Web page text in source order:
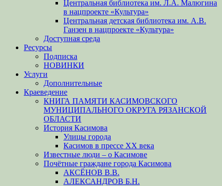
Центральная библиотека им. Л.А. Малюгина
в нацпроекте «Культура»
Центральная детская библиотека им. А.В.
Ганзен в нацпроекте «Культура»
Доступная среда
Ресурсы
Подписка
НОВИНКИ
Услуги
Дополнительные
Краеведение
КНИГА ПАМЯТИ КАСИМОВСКОГО
МУНИЦИПАЛЬНОГО ОКРУГА РЯЗАНСКОЙ
ОБЛАСТИ
История Касимова
Улицы города
Касимов в прессе XX века
Известные люди – о Касимове
Почётные граждане города Касимова
АКСЁНОВ В.В.
АЛЕКСАНДРОВ Б.Н.